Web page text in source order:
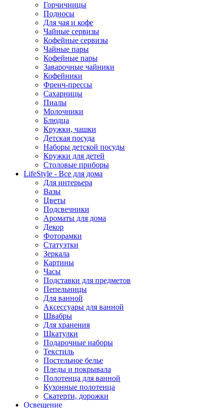
Горчичницы
Подносы
Для чая и кофе
Чайные сервизы
Кофейные сервизы
Чайные пары
Кофейные пары
Заварочные чайники
Кофейники
Френч-прессы
Сахарницы
Пиалы
Молочники
Блюдца
Кружки, чашки
Детская посуда
Наборы детской посуды
Кружки для детей
Столовые приборы
LifeStyle - Все для дома
Для интерьера
Вазы
Цветы
Подсвечники
Ароматы для дома
Декор
Фоторамки
Статуэтки
Зеркала
Картины
Часы
Подставки для предметов
Пепельницы
Для ванной
Аксессуары для ванной
Швабры
Для хранения
Шкатулки
Подарочные наборы
Текстиль
Постельное белье
Пледы и покрывала
Полотенца для ванной
Кухонные полотенца
Скатерти, дорожки
Освещение